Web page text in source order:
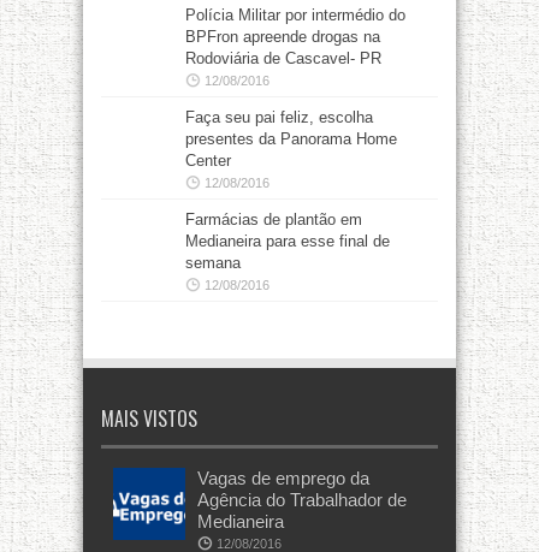
Polícia Militar por intermédio do
BPFron apreende drogas na
Rodoviária de Cascavel- PR
12/08/2016
Faça seu pai feliz, escolha
presentes da Panorama Home
Center
12/08/2016
Farmácias de plantão em
Medianeira para esse final de
semana
12/08/2016
MAIS VISTOS
Vagas de emprego da
Agência do Trabalhador de
Medianeira
12/08/2016